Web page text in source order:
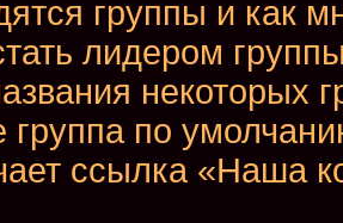
группы и как
лидером
некоторых
группа по
ссылка «Наша